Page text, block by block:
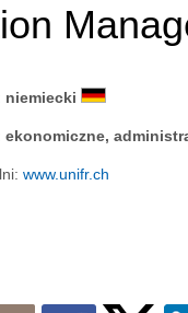
niemiecki
ekonomiczne,
www.unifr.ch